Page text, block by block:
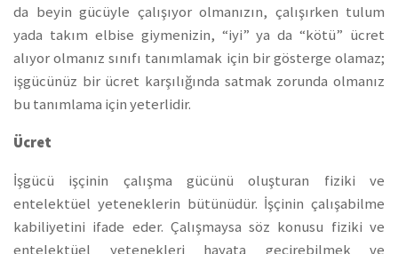
da beyin gücüyle çalışıyor olmanızın, çalışırken tulum
yada takım elbise giymenizin, “iyi” ya da “kötü” ücret
alıyor olmanız sınıfı tanımlamak için bir gösterge olamaz;
işgücünüz bir ücret karşılığında satmak zorunda olmanız
bu tanımlama için yeterlidir.
Ücret
İşgücü işçinin çalışma gücünü oluşturan fiziki ve
entelektüel yeteneklerin bütünüdür. İşçinin çalışabilme
kabiliyetini ifade eder. Çalışmaysa söz konusu fiziki ve
entelektüel yetenekleri hayata geçirebilmek ve